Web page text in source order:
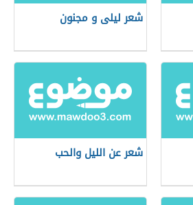
شعر لیلی و مجنون
شعر عن الليل والحب